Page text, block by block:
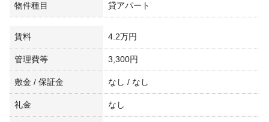
物件種目 貸アパート
賃料 4.2万円
管理費等 3,300円
敷金 / 保証金 なし / なし
礼金 なし